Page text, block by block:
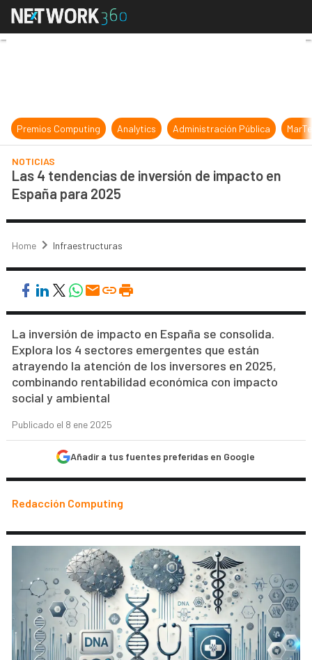
Las 4 tendencias de inversión de
Premios Computing Analytics Administración Pública
NOTICIAS
Las 4 tendencias de inversión de impacto en
España para 2025
Home Infraestructuras
La inversión de impacto en España se consolida.
Explora los 4 sectores emergentes que están
atrayendo la atención de los inversores en 2025,
combinando rentabilidad económica con impacto
social y ambiental
Publicado el 8 ene 2025
Añadir a tus fuentes preferidas en Google
Redacción Computing